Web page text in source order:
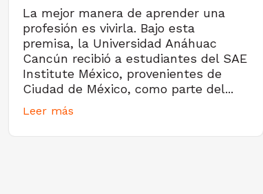
La mejor manera de aprender una
profesión es vivirla. Bajo esta
premisa, la Universidad Anáhuac
Cancún recibió a estudiantes del SAE
Institute México, provenientes de
Ciudad de México, como parte del...
Leer más